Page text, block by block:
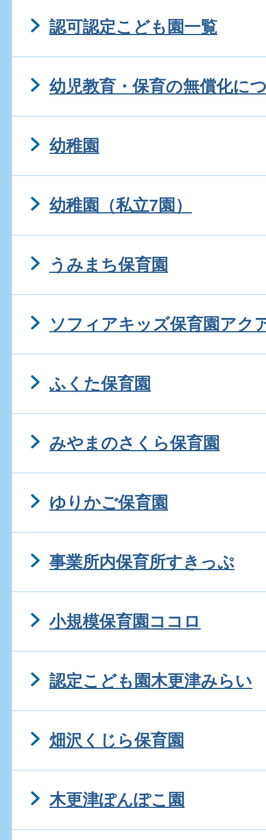
認可認定こども園一覧
幼児教育・保育の無償化に
幼稚園
幼稚園（私立7園）
うみまち保育園
ソフィアキッズ保育園アク
ふくた保育園
みやまのさくら保育園
ゆりかご保育園
事業所内保育所すきっぷ
小規模保育園ココロ
認定こども園木更津みらい
畑沢くじら保育園
木更津ぽんぽこ園